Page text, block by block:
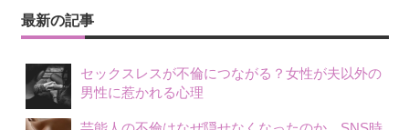
最新の記事
セックスレスが不倫につながる？女性が夫以外の
男性に惹かれる心理